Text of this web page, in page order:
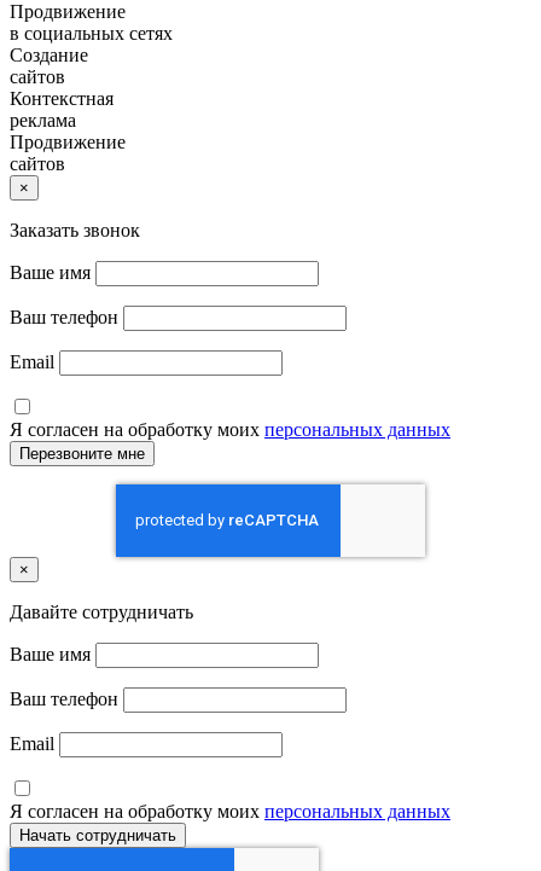
Продвижение
в социальных сетях
Создание
сайтов
Контекстная
реклама
Продвижение
сайтов
×
Заказать звонок
Ваше имя
Ваш телефон
Email
Я согласен на обработку моих персональных данных
×
Давайте сотрудничать
Ваше имя
Ваш телефон
Email
Я согласен на обработку моих персональных данных